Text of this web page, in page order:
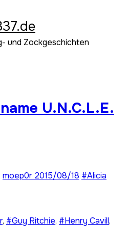
und Zockgeschichten
U.N.C.L.E.
moep0r 2015/08/18 #Alicia
, #Guy Ritchie, #Henry Cavill,